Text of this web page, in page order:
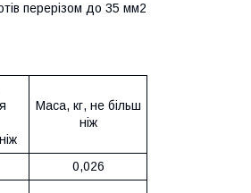
перерізом до 35 мм2
Маса, кг, не більш
ніж
0,026